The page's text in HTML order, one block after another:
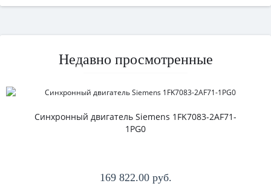
Недавно просмотренные
Синхронный двигатель Siemens 1FK7083-2AF71-
1PG0
169 822.00 руб.